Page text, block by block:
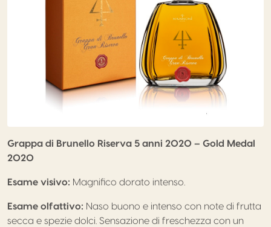
Grappa di Brunello Riserva 5 anni 2020 – Gold Medal
2020
Esame visivo: Magnifico dorato intenso.
Esame olfattivo: Naso buono e intenso con note di frutta
secca e spezie dolci. Sensazione di freschezza con un